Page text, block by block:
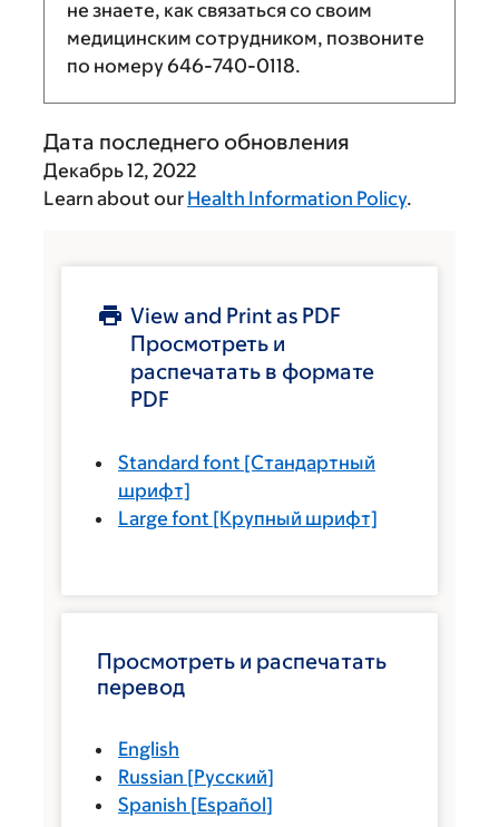
не знаете, как связаться со своим
медицинским сотрудником, позвоните
по номеру646-740-0118.
Дата последнего обновления
Декабрь 12, 2022
Learn about our Health Information Policy.
View and Print as PDF
Просмотреть и
распечатать в формате
PDF
Standard font [Стандартный
шрифт]
Large font [Крупный шрифт]
Просмотреть и распечатать
перевод
English
Russian [Русский]
Spanish [Español]